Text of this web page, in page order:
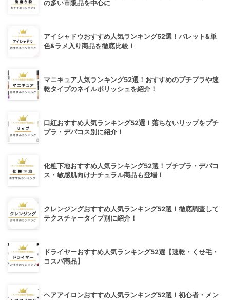
の多い市販品を中心に
アイシャドウおすすめ人気ランキング52選！パレット&単
色&ラメ入り商品を徹底比較！
マニキュア人気ランキング52選！おすすめのプチプラや速
乾タイプのネイルポリッシュを紹介！
口紅おすすめ人気ランキング52選！落ちないリップをプチ
プラ・デパコス別に紹介！
化粧下地おすすめ人気ランキング52選！プチプラ・デパコ
ス・敏感肌向けナチュラル商品も登場！
クレンジングおすすめ人気ランキング52選！徹底調査して
テクスチャータイプ別に紹介！
ドライヤーおすすめ人気ランキング52選【速乾・くせ毛・
コスパ商品】
ヘアアイロンおすすめ人気ランキング52選！初心者・メン